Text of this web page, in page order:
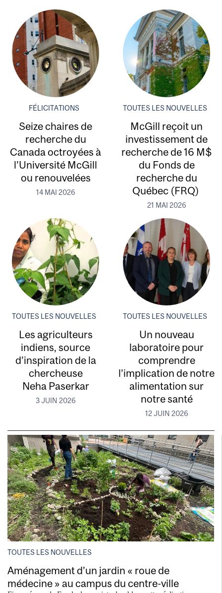
FÉLICITATIONS
Seize chaires de
recherche du
Canada octroyées à
l’Université McGill
ou renouvelées
14 MAI 2026
TOUTES LES NOUVELLES
McGill reçoit un
investissement de
recherche de 16 M$
du Fonds de
recherche du
Québec (FRQ)
21 MAI 2026
TOUTES LES NOUVELLES
Les agriculteurs
indiens, source
d’inspiration de la
chercheuse
Neha Paserkar
3 JUIN 2026
TOUTES LES NOUVELLES
Un nouveau
laboratoire pour
comprendre
l’implication de notre
alimentation sur
notre santé
12 JUIN 2026
TOUTES LES NOUVELLES
Aménagement d’un jardin « roue de
médecine » au campus du centre-ville